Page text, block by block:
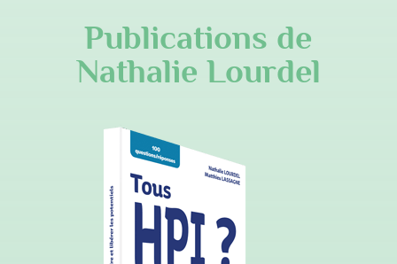
Publications de
Nathalie Lourdel